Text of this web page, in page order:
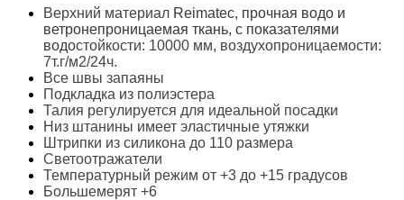
Верхний материал Reimatec, прочная водо и
ветронепроницаемая ткань, с показателями
водостойкости: 10000 мм, воздухопроницаемости:
7т.г/м2/24ч.
Все швы запаяны
Подкладка из полиэстера
Талия регулируется для идеальной посадки
Низ штанины имеет эластичные утяжки
Штрипки из силикона до 110 размера
Светоотражатели
Температурный режим от +3 до +15 градусов
Большемерят +6